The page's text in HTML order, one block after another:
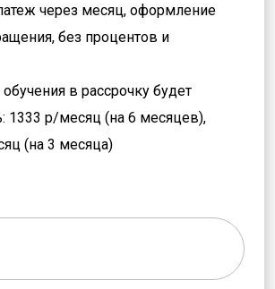
через месяц, оформление
без процентов и
в рассрочку будет
1333 р/месяц (на 6 месяцев),
(на 3 месяца)